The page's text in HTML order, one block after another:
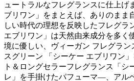
ュートラルなフレグランスに仕上げ
ブリワン」をまとえば、ありのまま
しい時代の理想を反映したフレグラ
エブリワン」は天然由来成分を多く
境に優しい、ヴィーガン フレグラン
スグリーン 「シーケー エブリワン
ト＆ロングセラーフレグランス「シ
レ」を手掛けたパフューマ―、アル